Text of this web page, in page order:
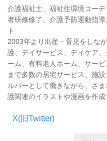
介護福祉士、福祉住環境コー
者研修修了、介護予防運動指
ト
2003年より出産・育児をしな
護、デイサービス、デイケア
ーム、有料老人ホーム、サー
まで多数の居宅サービス、施
ルパーとして働きながら、さ
護関連のイラストや漫画を作成
X(旧Twitter)